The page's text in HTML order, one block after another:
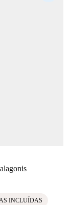
INCLUÍDAS